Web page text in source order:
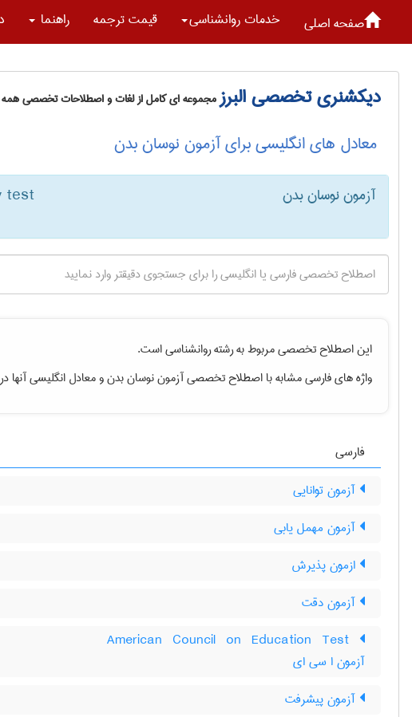
صفحه اصلی خدمات روانشناسی قیمت ترجمه راهنما
دیکشنری تخصصی البرزمجموعه ای کامل از لغات و اصطلاحات تخصصی همه
معادل های انگلیسی برای آزمون نوسان بدن
آزمون نوسان بدن test
این اصطلاح تخصصی مربوط به رشتهروانشناسیاست.
واژه های فارسی مشابه با اصطلاح تخصصیآزمون نوسان بدنو معادل انگلیسی
فارسی
آزمون توانایی
آزمون مهمل یابی
ازمون پذیرش
آزمون دقت
‎American Council on Education Test
آزمون ا سی ای
آزمون پيشرفت